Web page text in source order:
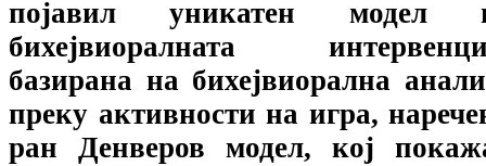
појавил уникатен модел
бихејвиоралната
базирана на бихејвиорална
преку активности на игра,
ран Денверов модел, кој